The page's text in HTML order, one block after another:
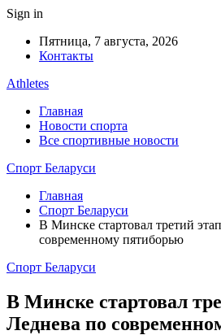
Sign in
Пятница, 7 августа, 2026
Контакты
Athletes
Главная
Новости спорта
Все спортивные новости
Спорт Беларуси
Главная
Спорт Беларуси
В Минске стартовал третий
современному пятиборью
Спорт Беларуси
В Минске стартовал
Леднева по